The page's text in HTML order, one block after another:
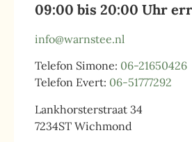
09:00 bis 20:00 Uhr
info@warnstee.nl
Telefon Simone: 06-21650426
Telefon Evert: 06-51777292
Lankhorsterstraat 34
7234ST Wichmond